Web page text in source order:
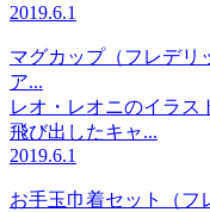
2019.6.1
マグカップ（フレデリ
ア...
レオ・レオニのイラス
飛び出したキャ...
2019.6.1
お手玉巾着セット（フ